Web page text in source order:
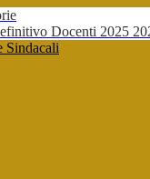
Docenti 2025
Sindacali